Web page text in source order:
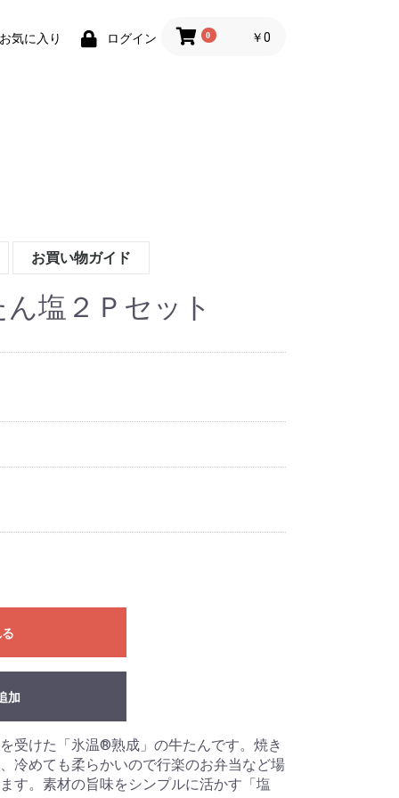
気に入り ログイン 0 ￥0
お買い物ガイド
塩２Ｐセット
加
受けた「氷温®熟成」の牛たんです。焼き
冷めても柔らかいので行楽のお弁当など場
す。素材の旨味をシンプルに活かす「塩